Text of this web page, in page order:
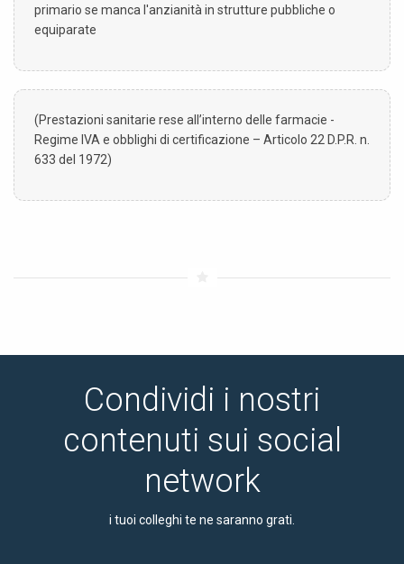
primario se manca l'anzianità in strutture pubbliche o
equiparate
(Prestazioni sanitarie rese all’interno delle farmacie -
Regime IVA e obblighi di certificazione – Articolo 22 D.P.R. n.
633 del 1972)
Condividi i nostri
contenuti sui social
network
i tuoi colleghi te ne saranno grati.